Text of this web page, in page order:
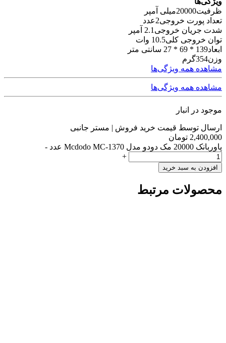
ظرفیت20000میلی آمپر
تعداد پورت خروجی2عدد
شدت جریان خروجی 2.1 آمپر
توان خروجی کلی10.5 وات
ابعاد139 * 69 * 27 سانتی متر
وزن354گرم
مشاهده همه ویژگی‌ها
مشاهده همه ویژگی‌ها
موجود در انبار
ارسال توسط قیمت خرید فروش | مستر جانبی
2,400,000 تومان
پاوربانک 20000 مک دودو مدل Mcdodo MC-1370 عدد
-
+
افزودن به سبد خرید
محصولات مرتبط